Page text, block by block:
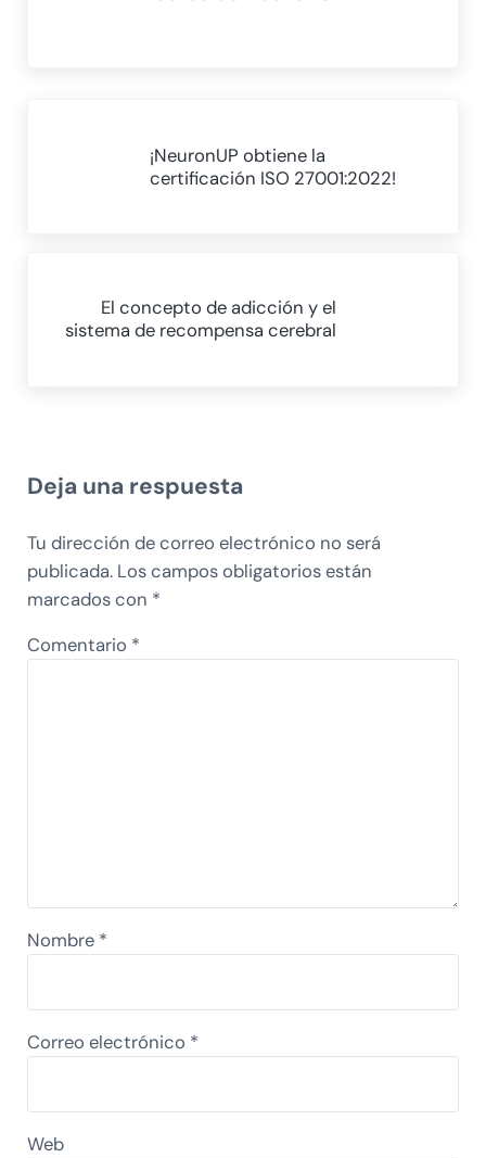
¡NeuronUP obtiene la
certificación ISO 27001:2022!
El concepto de adicción y el
sistema de recompensa cerebral
Deja una respuesta
Tu dirección de correo electrónico no será
publicada. Los campos obligatorios están
marcados con *
Comentario *
Nombre *
Correo electrónico *
Web